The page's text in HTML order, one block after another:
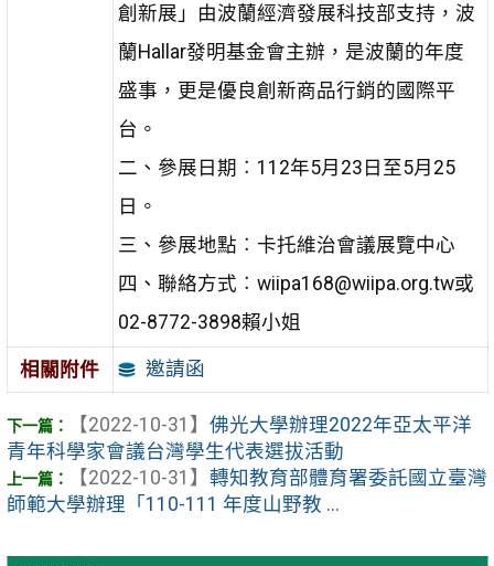
創新展」由波蘭經濟發展科技部支持，波
蘭Hallar發明基金會主辦，是波蘭的年度
盛事，更是優良創新商品行銷的國際平
台。
二、參展日期︰112年5月23日至5月25
日。
三、參展地點︰卡托維治會議展覽中心
四、聯絡方式︰wiipa168@wiipa.org.tw或
02-8772-3898賴小姐
相關附件 邀請函
【2022-10-31】 佛光大學辦理2022年亞太平洋
青年科學家會議台灣學生代表選拔活動
【2022-10-31】 轉知教育部體育署委託國立臺灣
師範大學辦理「110-111 年度山野教 ...